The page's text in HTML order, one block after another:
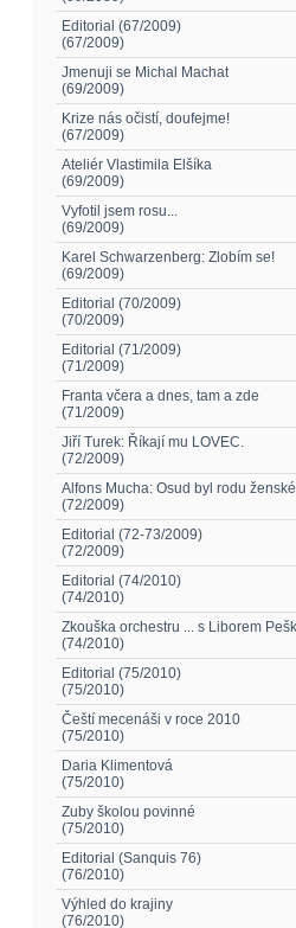
Editorial (67/2009)
(67/2009)
Jmenuji se Michal Machat
(69/2009)
Krize nás očistí, doufejme!
(67/2009)
Ateliér Vlastimila Elšíka
(69/2009)
Vyfotil jsem rosu...
(69/2009)
Karel Schwarzenberg: Zlobím se!
(69/2009)
Editorial (70/2009)
(70/2009)
Editorial (71/2009)
(71/2009)
Franta včera a dnes, tam a zde
(71/2009)
Jiří Turek: Říkají mu LOVEC.
(72/2009)
Alfons Mucha: Osud byl rodu
(72/2009)
Editorial (72-73/2009)
(72/2009)
Editorial (74/2010)
(74/2010)
Zkouška orchestru ... s Liborem
(74/2010)
Editorial (75/2010)
(75/2010)
Čeští mecenáši v roce 2010
(75/2010)
Daria Klimentová
(75/2010)
Zuby školou povinné
(75/2010)
Editorial (Sanquis 76)
(76/2010)
Výhled do krajiny
(76/2010)